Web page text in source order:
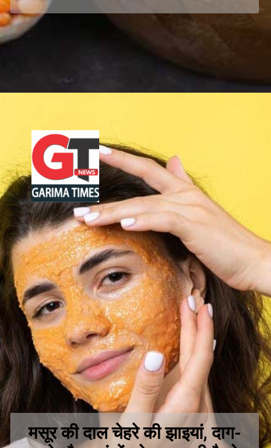
मसूर की दाल चेहरे की झाइयां, दाग-